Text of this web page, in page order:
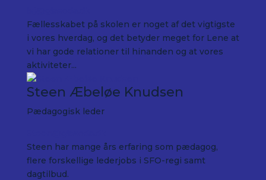
Fællesskabet på skolen er noget af det vigtigste
i vores hverdag, og det betyder meget for Lene at
vi har gode relationer til hinanden og at vores
aktiviteter...
Steen Æbeløe Knudsen
Pædagogisk leder
Steen har mange års erfaring som pædagog,
flere forskellige lederjobs i SFO-regi samt
dagtilbud.